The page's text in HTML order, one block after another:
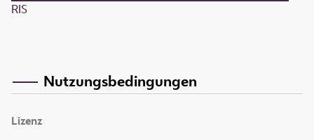
RIS
Nutzungsbedingungen
Lizenz